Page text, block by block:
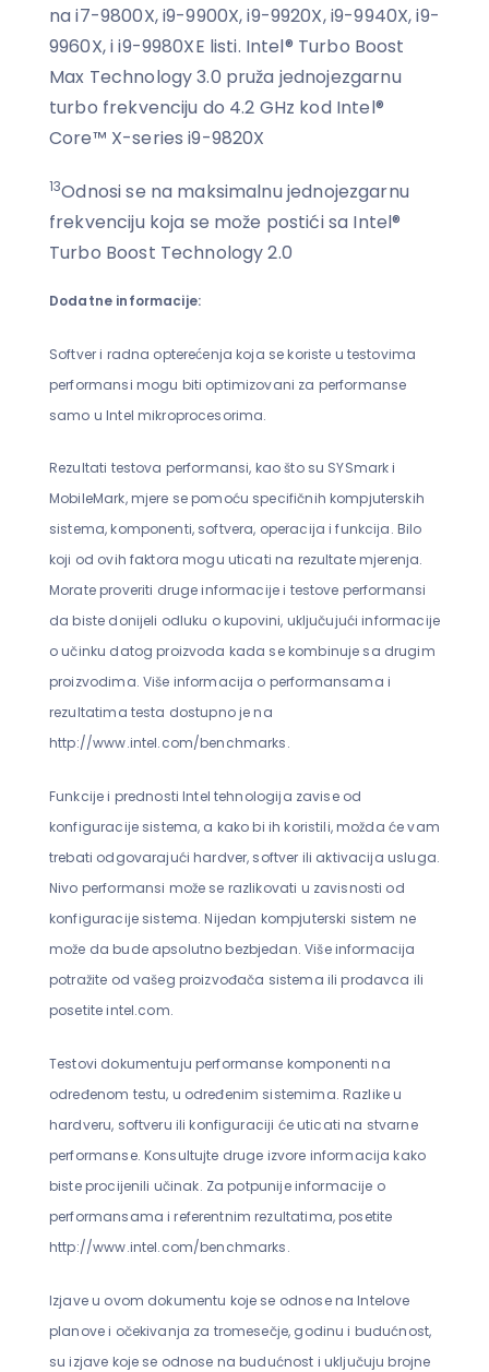
na i7-9800X, i9-9900X, i9-9920X, i9-9940X, i9-
9960X, i i9-9980XE listi. Intel® Turbo Boost
Max Technology 3.0 pruža jednojezgarnu
turbo frekvenciju do 4.2 GHz kod Intel®
Core™ X-series i9-9820X
13Odnosi se na maksimalnu jednojezgarnu
frekvenciju koja se može postići sa Intel®
Turbo Boost Technology 2.0
Dodatne informacije:
Softver i radna opterećenja koja se koriste u testovima
performansi mogu biti optimizovani za performanse
samo u Intel mikroprocesorima.
Rezultati testova performansi, kao što su SYSmark i
MobileMark, mjere se pomoću specifičnih kompjuterskih
sistema, komponenti, softvera, operacija i funkcija. Bilo
koji od ovih faktora mogu uticati na rezultate mjerenja.
Morate proveriti druge informacije i testove performansi
da biste donijeli odluku o kupovini, uključujući informacije
o učinku datog proizvoda kada se kombinuje sa drugim
proizvodima. Više informacija o performansama i
rezultatima testa dostupno je na
http://www.intel.com/benchmarks.
Funkcije i prednosti Intel tehnologija zavise od
konfiguracije sistema, a kako bi ih koristili, možda će vam
trebati odgovarajući hardver, softver ili aktivacija usluga.
Nivo performansi može se razlikovati u zavisnosti od
konfiguracije sistema. Nijedan kompjuterski sistem ne
može da bude apsolutno bezbjedan. Više informacija
potražite od vašeg proizvođača sistema ili prodavca ili
posetite intel.com.
Testovi dokumentuju performanse komponenti na
određenom testu, u određenim sistemima. Razlike u
hardveru, softveru ili konfiguraciji će uticati na stvarne
performanse. Konsultujte druge izvore informacija kako
biste procijenili učinak. Za potpunije informacije o
performansama i referentnim rezultatima, posetite
http://www.intel.com/benchmarks.
Izjave u ovom dokumentu koje se odnose na Intelove
planove i očekivanja za tromesečje, godinu i budućnost,
su izjave koje se odnose na budućnost i uključuju brojne